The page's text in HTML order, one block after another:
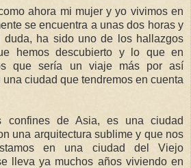
ahora mi mujer y yo vivimos en
se encuentra a unas dos horas y
duda, ha sido uno de los hallazgos
hemos descubierto y lo que en
que sería un viaje más por así
ciudad que tendremos en cuenta
confines de Asia, es una ciudad
una arquitectura sublime y que nos
en una ciudad del Viejo
lleva ya muchos años viviendo en